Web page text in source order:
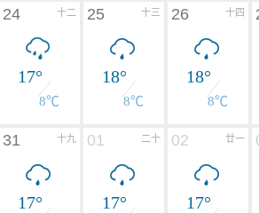
十二
24
17°
8℃
十三
25
18°
8℃
十四
26
18°
8℃
十九
31
17°
二十
01
17°
廿一
02
17°